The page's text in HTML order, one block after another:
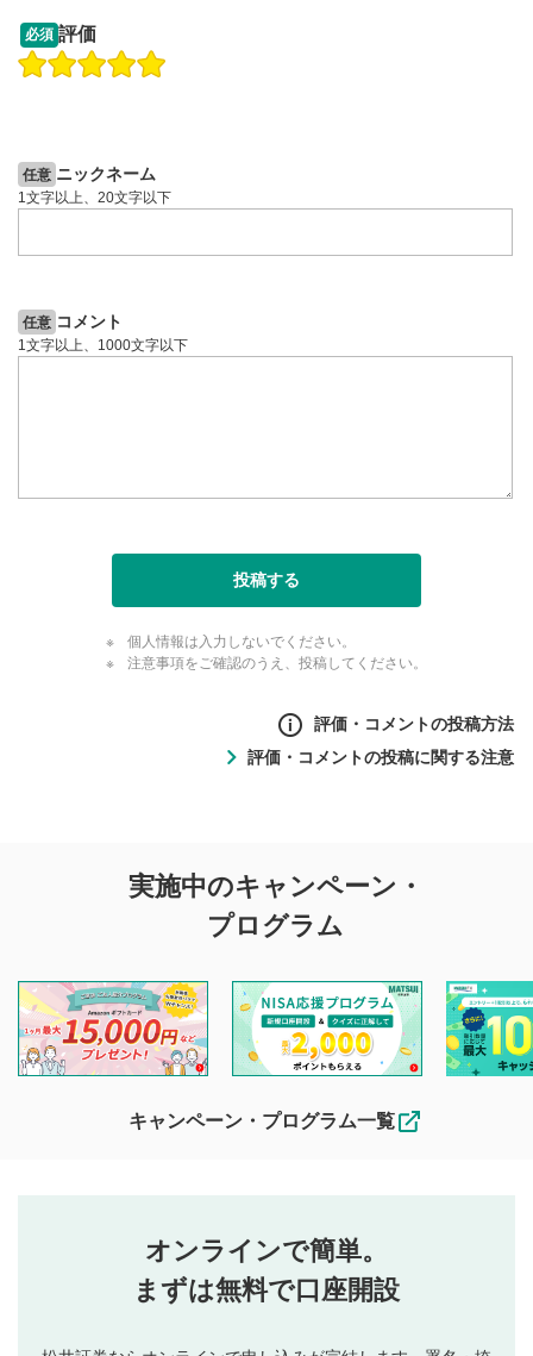
操作説明動画
必須 評価
任意 ニックネーム
1文字以上、20文字以下
任意 コメント
1文字以上、1000文字以下
投稿する
個人情報は入力しないでください。
注意事項をご確認のうえ、投稿してください。
評価・コメントの投稿方法
投稿するボタン
星で評価をすると投稿できます。（お名前とコメント
評価・コメントの投稿に関する注意
投稿に関する注意
を目的として、各動画コンテンツに、評価およびコメントの
投稿ができます。利用者は以下の注意事項をご理解のうえ、
閲覧および投稿を行うものとしてください。
他の利用者が動画を視聴される際の参考になるコメントをお
待ちしております。
なお、投稿をもって、本注意事項に同意されたものとみなし
行ってください。
当社は、利用者同士、もしくは利用者と第三者間のトラ
ブルによって生じた損害に対して一切の責任を負いませ
実施中のキャンペーン・
プログラム
キャンペーン・プログラム一覧
オンラインで簡単。
まずは無料で口座開設